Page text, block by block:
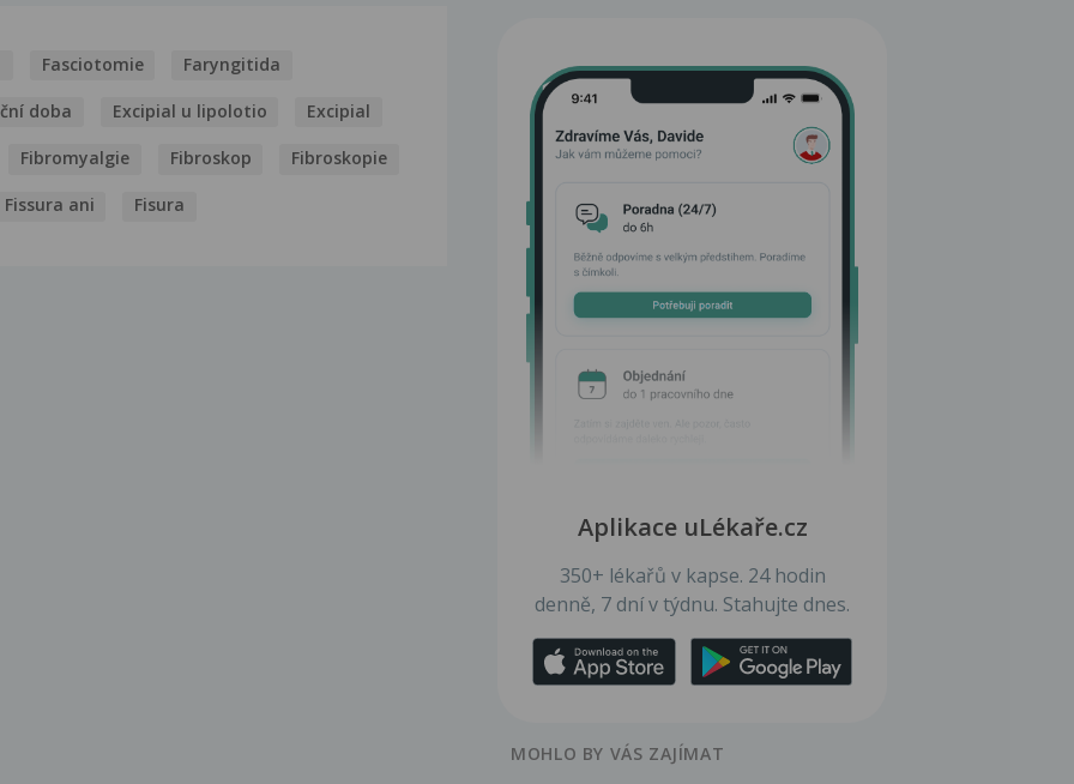
Fasciotomie Faryngitida
doba Excipial u lipolotio Excipial
Fibromyalgie Fibroskop Fibroskopie
Fissura ani Fisura
Aplikace uLékaře.cz
350+ lékařů v kapse. 24 hodin
denně, 7 dní v týdnu. Stahujte dnes.
MOHLO BY VÁS ZAJÍMAT